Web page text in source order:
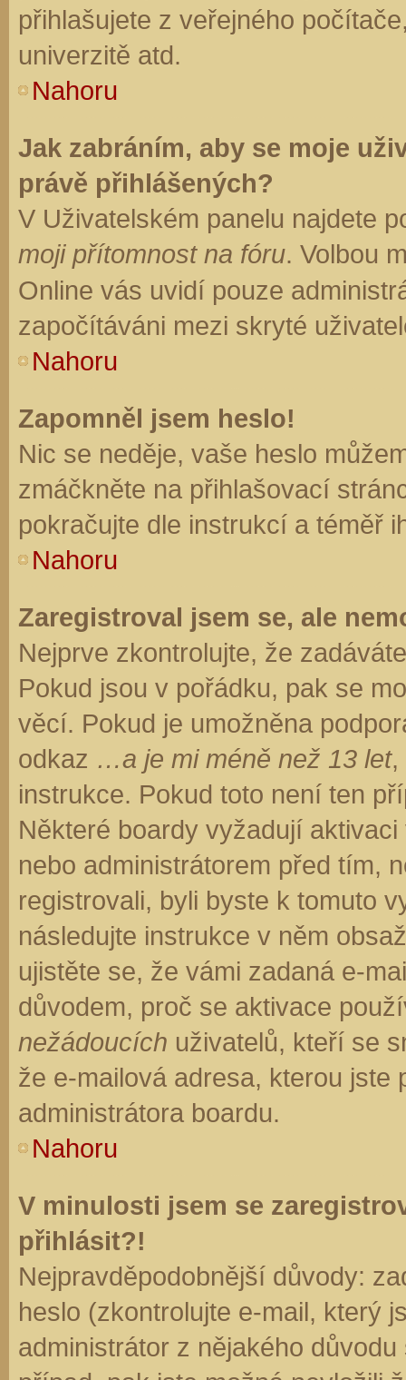
přihlašujete z veřejného
univerzitě atd.
Nahoru
Jak zabráním, aby se moje
právě přihlášených?
V Uživatelském panelu najdete
moji přítomnost na fóru. Volbou
Online vás uvidí pouze
započítáváni mezi skryté
Nahoru
Zapomněl jsem heslo!
Nic se neděje, vaše heslo
zmáčkněte na přihlašovací
pokračujte dle instrukcí a téměř
Nahoru
Zaregistroval jsem se, ale
Nejprve zkontrolujte, že
Pokud jsou v pořádku, pak se
věcí. Pokud je umožněna
odkaz …a je mi méně než 13 let,
instrukce. Pokud toto není ten
Některé boardy vyžadují
nebo administrátorem před tím,
registrovali, byli byste k tomuto
následujte instrukce v něm
ujistěte se, že vámi zadaná e-
důvodem, proč se aktivace
nežádoucích uživatelů, kteří se
že e-mailová adresa, kterou jste
administrátora boardu.
Nahoru
V minulosti jsem se
přihlásit?!
Nejpravděpodobnější důvody:
heslo (zkontrolujte e-mail, který
administrátor z nějakého